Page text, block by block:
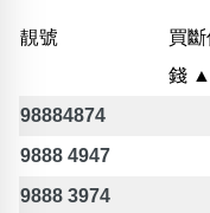
位置分類
次數分類
生日分類
靚號
買
錢 ▲
98884874
9888 4947
9888 3974